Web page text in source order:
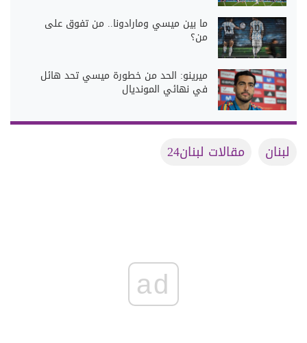
ما بين ميسي ومارادونا.. من تفوق على
من؟
ميرينو: الحد من خطورة ميسي تحد هائل
في نهائي المونديال
لبنان مقالات لبنان24
ad